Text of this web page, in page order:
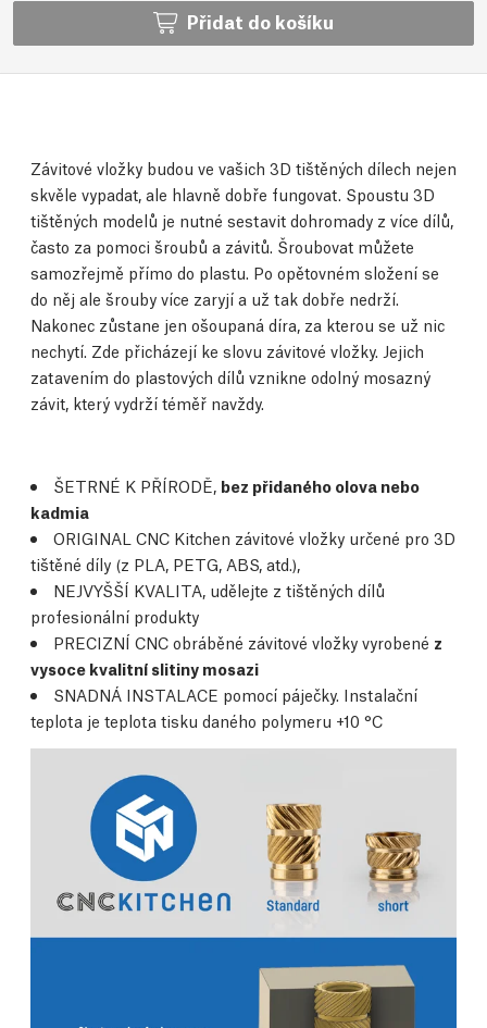
Přidat do košíku
Závitové vložky budou ve vašich 3D tištěných dílech nejen
skvěle vypadat, ale hlavně dobře fungovat. Spoustu 3D
tištěných modelů je nutné sestavit dohromady z více dílů,
často za pomoci šroubů a závitů. Šroubovat můžete
samozřejmě přímo do plastu. Po opětovném složení se
do něj ale šrouby více zaryjí a už tak dobře nedrží.
Nakonec zůstane jen ošoupaná díra, za kterou se už nic
nechytí. Zde přicházejí ke slovu závitové vložky. Jejich
zatavením do plastových dílů vznikne odolný mosazný
závit, který vydrží téměř navždy.
ŠETRNÉ K PŘÍRODĚ, bez přidaného olova nebo
kadmia
ORIGINAL CNC Kitchen závitové vložky určené pro 3D
tištěné díly (z PLA, PETG, ABS, atd.),
NEJVYŠŠÍ KVALITA, udělejte z tištěných dílů
profesionální produkty
PRECIZNÍ CNC obráběné závitové vložky vyrobené z
vysoce kvalitní slitiny mosazi
SNADNÁ INSTALACE pomocí páječky. Instalační
teplota je teplota tisku daného polymeru +10 °C